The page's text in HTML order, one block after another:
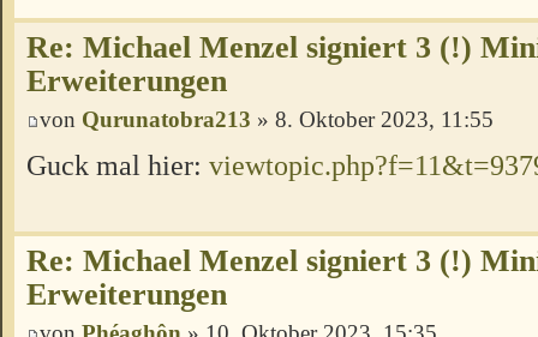
Re: Michael Menzel signiert 3 (!)
Erweiterungen
von Qurunatobra213 » 8. Oktober 2023, 11:55
Guck mal hier:
Re: Michael Menzel signiert 3 (!)
Erweiterungen